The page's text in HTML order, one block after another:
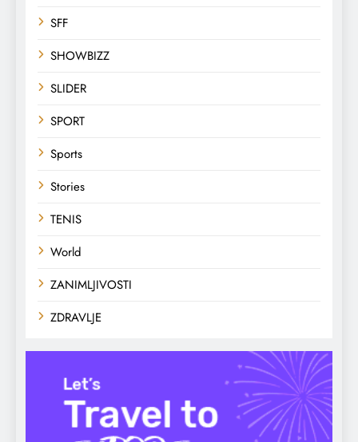
SFF
SHOWBIZZ
SLIDER
SPORT
Sports
Stories
TENIS
World
ZANIMLJIVOSTI
ZDRAVLJE